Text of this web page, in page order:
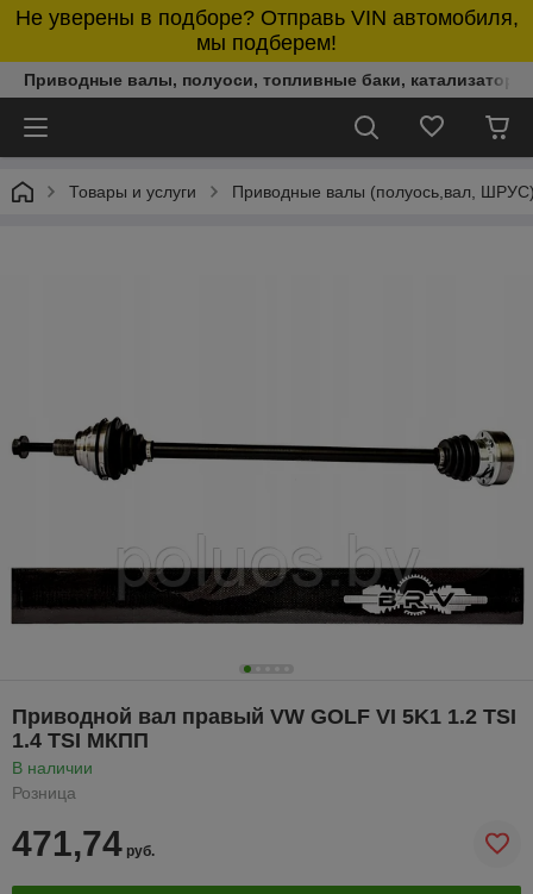
Не уверены в подборе? Отправь VIN автомобиля,
мы подберем!
Приводные валы, полуоси, топливные баки,
Товары и услуги Приводные валы (полуось,вал,
Приводной вал правый VW GOLF VI 5K1 1.2 TSI
1.4 TSI МКПП
В наличии
Розница
471,74 руб.